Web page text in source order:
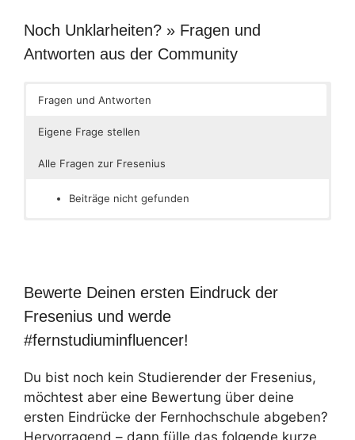
Noch Unklarheiten? » Fragen und
Antworten aus der Community
Fragen und Antworten
Eigene Frage stellen
Alle Fragen zur Fresenius
Beiträge nicht gefunden
Bewerte Deinen ersten Eindruck der
Fresenius und werde
#fernstudiuminfluencer!
Du bist noch kein Studierender der Fresenius,
möchtest aber eine Bewertung über deine
ersten Eindrücke der Fernhochschule abgeben?
Hervorragend – dann fülle das folgende kurze